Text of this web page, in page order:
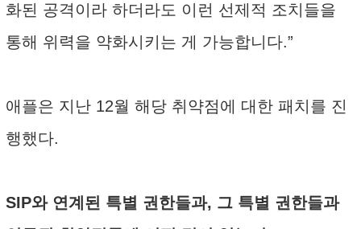
화된 공격이라 하더라도 이런 선제적 조치들을
통해 위력을 약화시키는 게 가능합니다.”
애플은 지난 12월 해당 취약점에 대한 패치를 진
행했다.
SIP와 연계된 특별 권한들과, 그 특별 권한들과